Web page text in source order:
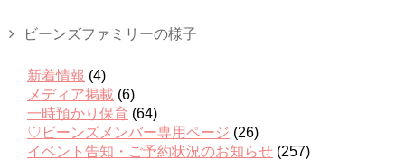
ビーンズファミリーの様子
新着情報 (4)
メディア掲載 (6)
一時預かり保育 (64)
♡ビーンズメンバー専用ページ (26)
イベント告知・ご予約状況のお知らせ (257)